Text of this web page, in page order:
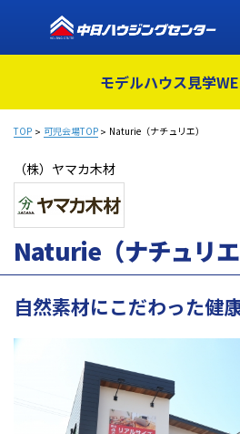
モデルハウス見学
TOP 可児会場TOP Naturie（ナチュリエ）
（株）ヤマカ木材
Naturie（ナチュリエ
自然素材にこだわった健康